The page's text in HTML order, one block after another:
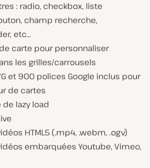
: radio, checkbox, liste
champ recherche,
etc…
carte pour personnaliser
les grilles/carrousels
et 900 polices Google inclus pour
de cartes
lazy load
HTML5 (.mp4, .webm, .ogv)
embarquées Youtube, Vimeo,